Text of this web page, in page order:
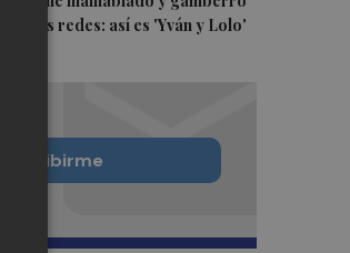
en las redes: así es 'Yván y Lolo'